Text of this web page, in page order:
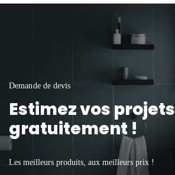
Demande de devis
Estimez vos projets
gratuitement !
Les meilleurs produits, aux meilleurs prix !